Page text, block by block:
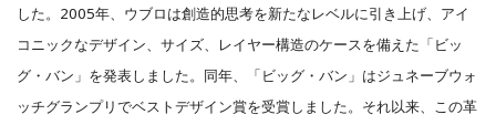
した。2005年、ウブロは創造的思考を新たなレベルに引き上げ、アイ
コニックなデザイン、サイズ、レイヤー構造のケースを備えた「ビッ
グ・バン」を発表しました。同年、「ビッグ・バン」はジュネーブウォ
ッチグランプリでベストデザイン賞を受賞しました。それ以来、この革